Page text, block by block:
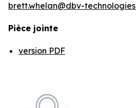
brett.whelan@dbv-
Pièce jointe
version PDF